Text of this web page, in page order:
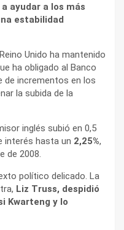
ayudar a los más
estabilidad
Unido ha mantenido
ha obligado al Banco
de incrementos en los
la subida de la
inglés subió en 0,5
interés hasta un 2,25%,
de 2008.
político delicado. La
Liz Truss, despidió
Kwarteng y lo